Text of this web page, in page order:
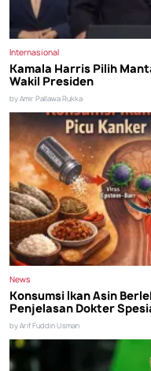
Internasional
Kamala Harris Pilih
Wakil Presiden
by Amir Pallawa Rukka
News
Konsumsi Ikan Asin
Penjelasan Dokter
by Arif Fuddin Usman